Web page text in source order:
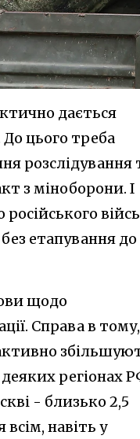
дається
цього треба
розслідування
з міноборони. І
етапування до
щодо
Справа в тому,
деяких регіонах
- близько 2,5
навіть у